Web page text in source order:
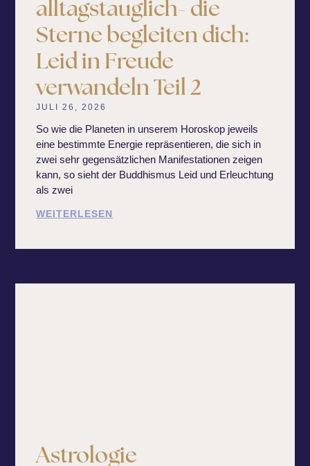
alltagstauglich- die
Sterne begleiten dich:
Leid in Freude
verwandeln Teil 2
JULI 26, 2026
So wie die Planeten in unserem Horoskop jeweils
eine bestimmte Energie repräsentieren, die sich in
zwei sehr gegensätzlichen Manifestationen zeigen
kann, so sieht der Buddhismus Leid und Erleuchtung
als zwei
WEITERLESEN
Astrologie